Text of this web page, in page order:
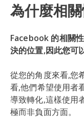
為什麼相
Facebook 的相關
決的位置,因此您可
從您的角度來看,您
看,他們希望使用者
導致轉化,這樣使用
極而非負面方面。